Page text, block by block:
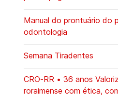
Manual do prontuário do
odontologia
Semana Tiradentes
CRO-RR • 36 anos
roraimense com ética,